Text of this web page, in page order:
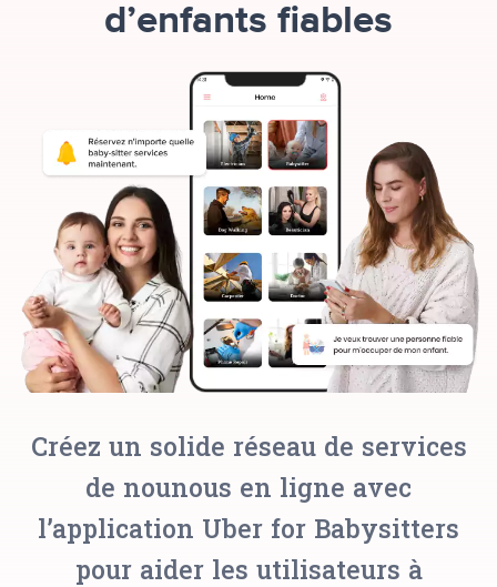
d’enfants fiables
Créez un solide réseau de services
de nounous en ligne avec
l’application Uber for Babysitters
pour aider les utilisateurs à